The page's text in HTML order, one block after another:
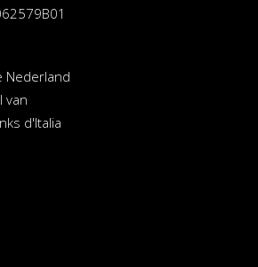
Nederland
van
d'Italia